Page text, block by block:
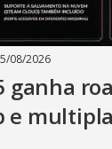
08/2026
ganha
e